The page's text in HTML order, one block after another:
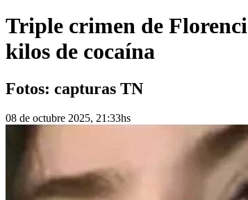
Triple crimen de
kilos de cocaína
Fotos: capturas TN
08 de octubre 2025, 21:33hs